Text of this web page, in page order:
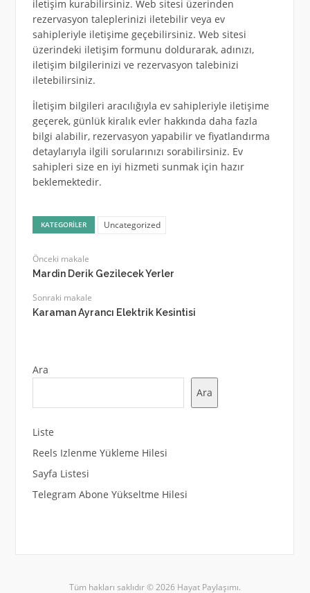
iletişim kurabilirsiniz. Web sitesi üzerinden
rezervasyon taleplerinizi iletebilir veya ev
sahipleriyle iletişime geçebilirsiniz. Web sitesi
üzerindeki iletişim formunu doldurarak, adınızı,
iletişim bilgilerinizi ve rezervasyon talebinizi
iletebilirsiniz.
İletişim bilgileri aracılığıyla ev sahipleriyle iletişime
geçerek, günlük kiralık evler hakkında daha fazla
bilgi alabilir, rezervasyon yapabilir ve fiyatlandırma
detaylarıyla ilgili sorularınızı sorabilirsiniz. Ev
sahipleri size en iyi hizmeti sunmak için hazır
beklemektedir.
KATEGORILER Uncategorized
Önceki makale
Mardin Derik Gezilecek Yerler
Sonraki makale
Karaman Ayrancı Elektrik Kesintisi
Ara
Ara
Liste
Reels Izlenme Yükleme Hilesi
Sayfa Listesi
Telegram Abone Yükseltme Hilesi
Tüm hakları saklıdır © 2026 Hayat Paylaşımı.